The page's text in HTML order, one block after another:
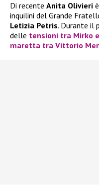
Di recente Anita Olivieri
inquilini del Grande
Letizia Petris. Durante il
delle tensioni tra Mirko
maretta tra Vittorio